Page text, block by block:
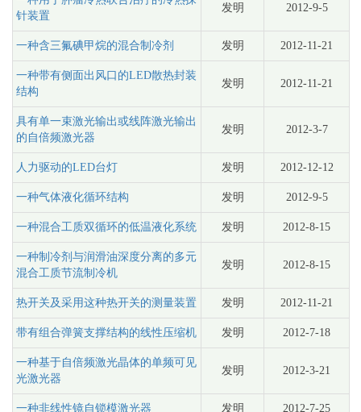
针装置
发明 2012-9-5
一种含三氟碘甲烷的混合制冷剂 发明 2012-11-21
一种带有侧面出风口的LED散热封装
结构
发明 2012-11-21
具有单一束激光输出或线阵激光输出
的自倍频激光器
发明 2012-3-7
人力驱动的LED台灯 发明 2012-12-12
一种气体液化循环结构 发明 2012-9-5
一种混合工质双循环的低温液化系统 发明 2012-8-15
一种制冷剂与润滑油深度分离的多元
混合工质节流制冷机
发明 2012-8-15
热开关及采用这种热开关的测量装置 发明 2012-11-21
带有组合弹簧支撑结构的线性压缩机 发明 2012-7-18
一种基于自倍频激光晶体的单频可见
光激光器
发明 2012-3-21
一种非线性镜自锁模激光器 发明 2012-7-25